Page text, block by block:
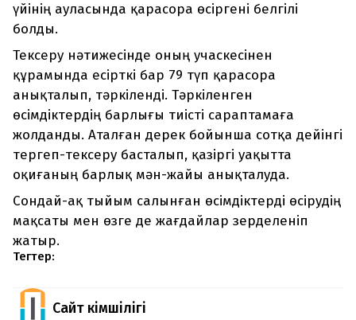
үйінің ауласында қарасора өсіргені белгілі
болды.
Тексеру нәтижесінде оның учаскесінен
құрамында есірткі бар 79 түп қарасора
анықталып, тәркіленді. Тәркіленген
өсімдіктердің барлығы тиісті сараптамаға
жолданды. Аталған дерек бойынша сотқа дейінгі
тергеп-тексеру басталып, қазіргі уақытта
оқиғаның барлық мән-жайы анықталуда.
Сондай-ақ тыйым салынған өсімдіктерді өсірудің
мақсаты мен өзге де жағдайлар зерделеніп
жатыр.
Тегтер:
Сайт Әкімшілігі